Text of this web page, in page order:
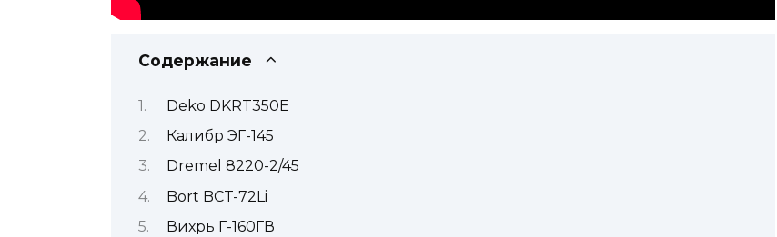
Содержание
Deko DKRT350E
Калибр ЭГ-145
Dremel 8220-2/45
Bort BCT-72Li
Вихрь Г-160ГВ